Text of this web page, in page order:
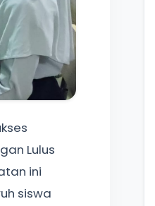
Lulus
ini
siswa